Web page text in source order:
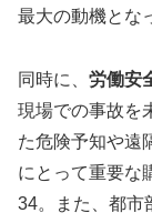
最大の動機とな
同時に、 労働安
現場での事故を
た危険予知や遠
にとって重要な
34。また、都市